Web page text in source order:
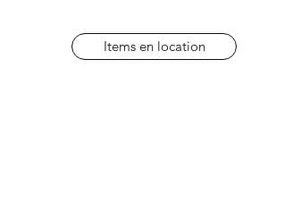
Items en location